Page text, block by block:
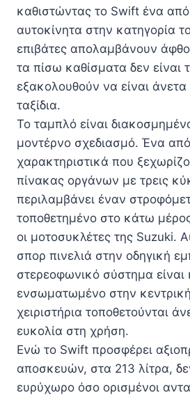
καθιστώντας το Swift ένα
αυτοκίνητα στην κατηγορία
επιβάτες απολαμβάνουν
τα πίσω καθίσματα δεν είναι
εξακολουθούν να είναι
ταξίδια.
Το ταμπλό είναι
μοντέρνο σχεδιασμό. Ένα
χαρακτηριστικά που
πίνακας οργάνων με τρεις
περιλαμβάνει έναν
τοποθετημένο στο κάτω
οι μοτοσυκλέτες της Suzuki.
σπορ πινελιά στην οδηγική
στερεοφωνικό σύστημα είναι
ενσωματωμένο στην
χειριστήρια τοποθετούνται
ευκολία στη χρήση.
Ενώ το Swift προσφέρει
αποσκευών, στα 213 λίτρα,
ευρύχωρο όσο ορισμένοι